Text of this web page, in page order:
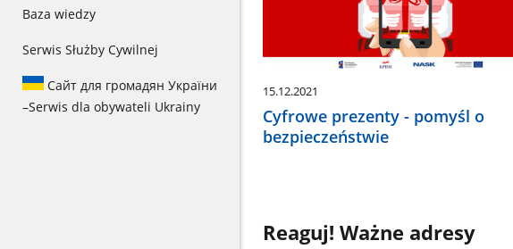
Baza wiedzy
Serwis Służby Cywilnej
Сайт для громадян України
–Serwis dla obywateli Ukrainy
15.12.2021
Cyfrowe prezenty - pomyśl o
bezpieczeństwie
Reaguj! Ważne adresy